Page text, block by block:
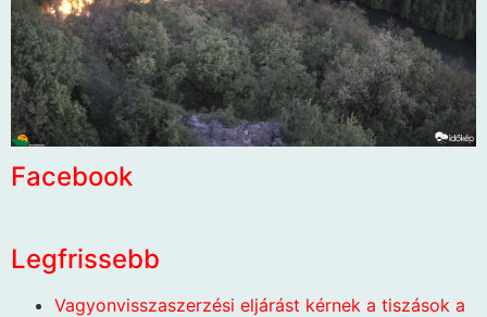
Facebook
Legfrissebb
Vagyonvisszaszerzési eljárást kérnek a tiszások a